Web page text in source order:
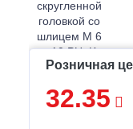
Розничная
32.35